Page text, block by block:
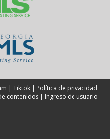
| Tiktok | Política de privacidad
contenidos| Ingreso de usuario